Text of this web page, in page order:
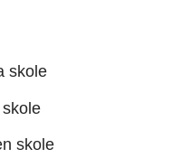
skole
skole